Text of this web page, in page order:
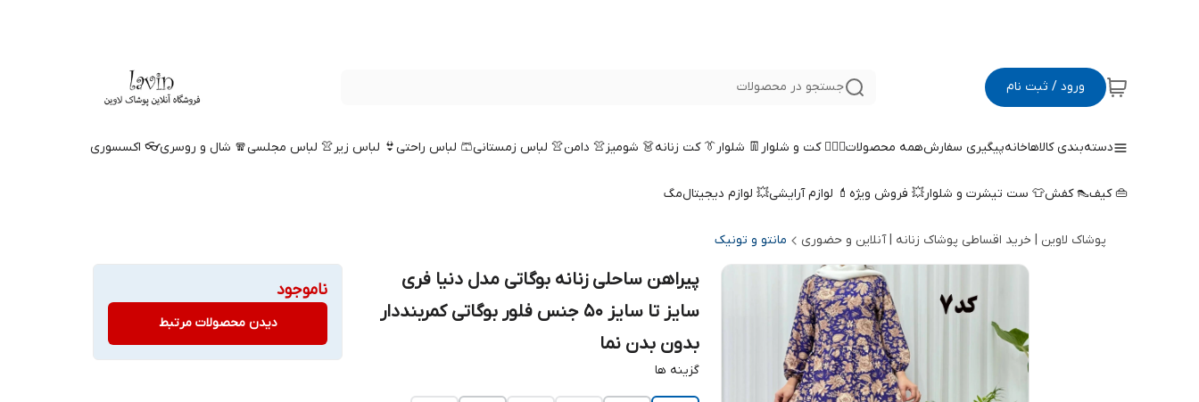
ورود / ثبت نام جستجو در محصولات
دسته‌بندی کالاهاخانهپیگیری سفارشهمه محصولات🤵🏻‍♀️ کت و شلوار 👖 شلوار👔 کت زنانه👗 شومیز👚 دامن👚 لباس زمستانی🩳 لباس راحتی👙 لباس زیر👚 لباس مجلسی🧣 شال و روسری👓 اکسسوری
👜 کیف👠 کفش👕 ست تیشرت و شلوار💥 فروش ویژه 💄 لوازم آرایشی💥 لوازم دیجیتالمگ
پوشاک لاوین | خرید اقساطی پوشاک زنانه | آنلاین و حضوری مانتو و تونیک
پیراهن ساحلی زنانه بوگاتی مدل دنیا فری
سایز تا سایز 50 جنس فلور بوگاتی کمربنددار
بدون بدن نما
گزینه ها
ناموجود
دیدن محصولات مرتبط